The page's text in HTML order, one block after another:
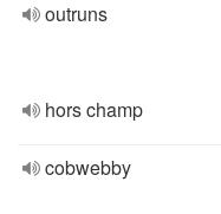
outruns
hors champ
cobwebby